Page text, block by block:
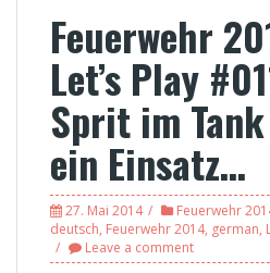
Feuerwehr
Let’s Play
Sprit im
ein Einsatz…
27. Mai 2014 Feuerwehr
deutsch, Feuerwehr 2014, german,
Leave a comment